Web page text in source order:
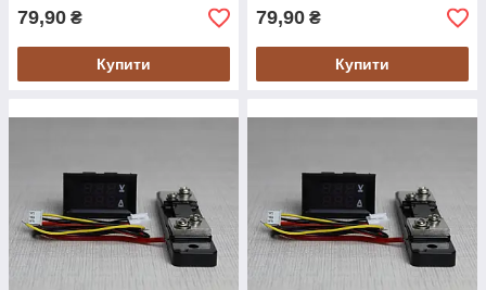
79,90 ₴
Купити
79,90 ₴
Купити